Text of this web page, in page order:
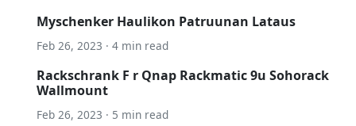
Myschenker Haulikon Patruunan Lataus
Feb 26, 2023 · 4 min read
Rackschrank F r Qnap Rackmatic 9u Sohorack
Wallmount
Feb 26, 2023 · 5 min read